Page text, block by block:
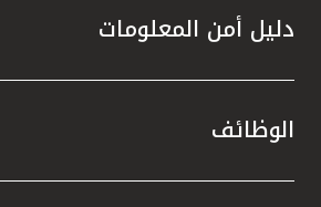
دليل أمن المعلومات
الوظائف